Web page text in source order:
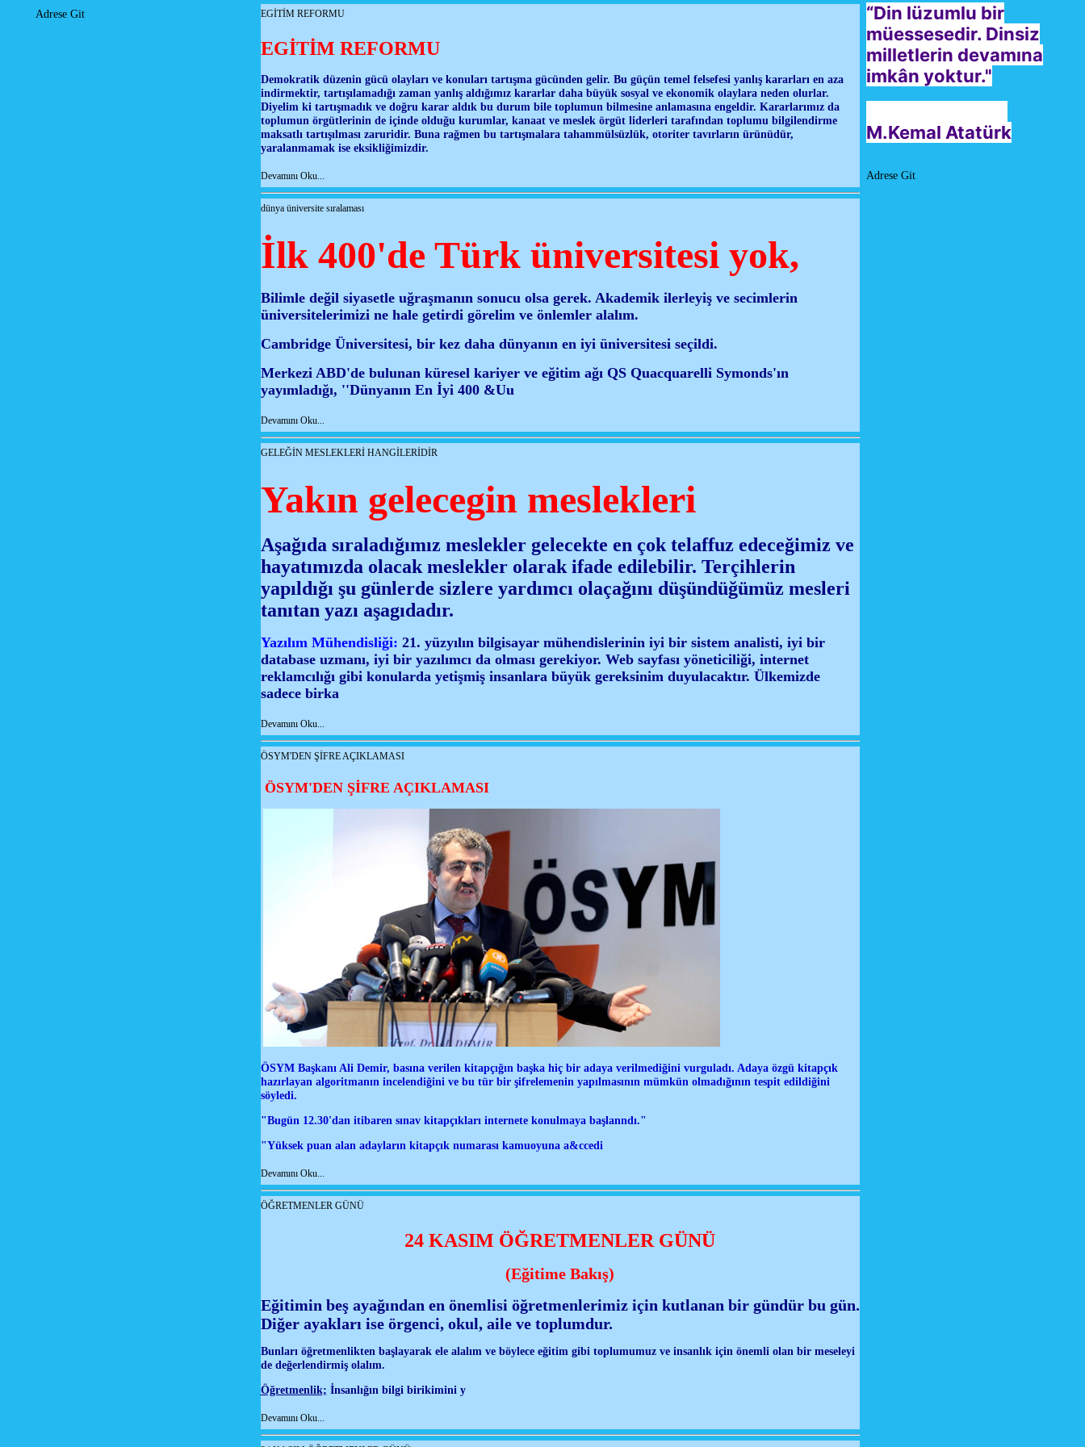
Adrese Git EGİTİM REFORMU
EGİTİM REFORMU
Demokratik düzenin gücü olayları ve konuları tartışma gücünden gelir. Bu güçün temel felsefesi yanlış kararları en aza
indirmektir, tartışılamadığı zaman yanlış aldığımız kararlar daha büyük sosyal ve ekonomik olaylara neden olurlar.
Diyelim ki tartışmadık ve doğru karar aldık bu durum bile toplumun bilmesine anlamasına engeldir. Kararlarımız da
toplumun örgütlerinin de içinde olduğu kurumlar, kanaat ve meslek örgüt liderleri tarafından toplumu bilgilendirme
maksatlı tartışılması zaruridir. Buna rağmen bu tartışmalara tahammülsüzlük, otoriter tavırların ürünüdür,
yaralanmamak ise eksikliğimizdir.
Devamını Oku...
dünya üniversite sıralaması
İlk 400'de Türk üniversitesi yok,
Bilimle değil siyasetle uğraşmanın sonucu olsa gerek. Akademik ilerleyiş ve secimlerin
üniversitelerimizi ne hale getirdi görelim ve önlemler alalım.
Cambridge Üniversitesi, bir kez daha dünyanın en iyi üniversitesi seçildi.
Merkezi ABD'de bulunan küresel kariyer ve eğitim ağı QS Quacquarelli Symonds'ın
yayımladığı, ''Dünyanın En İyi 400 &Uu
Devamını Oku...
GELEĞİN MESLEKLERİ HANGİLERİDİR
Yakın gelecegin meslekleri
Aşağıda sıraladığımız meslekler gelecekte en çok telaffuz edeceğimiz ve
hayatımızda olacak meslekler olarak ifade edilebilir. Terçihlerin
yapıldığı şu günlerde sizlere yardımcı olaçağını düşündüğümüz mesleri
tanıtan yazı aşagıdadır.
Yazılım Mühendisliği: 21. yüzyılın bilgisayar mühendislerinin iyi bir sistem analisti, iyi bir
database uzmanı, iyi bir yazılımcı da olması gerekiyor. Web sayfası yöneticiliği, internet
reklamcılığı gibi konularda yetişmiş insanlara büyük gereksinim duyulacaktır. Ülkemizde
sadece birka
Devamını Oku...
ÖSYM'DEN ŞİFRE AÇIKLAMASI
ÖSYM'DEN ŞİFRE AÇIKLAMASI
ÖSYM Başkanı Ali Demir, basına verilen kitapçığın başka hiç bir adaya verilmediğini vurguladı. Adaya özgü kitapçık
hazırlayan algoritmanın incelendiğini ve bu tür bir şifrelemenin yapılmasının mümkün olmadığının tespit edildiğini
söyledi.
"Bugün 12.30'dan itibaren sınav kitapçıkları internete konulmaya başlanndı."
"Yüksek puan alan adayların kitapçık numarası kamuoyuna a&ccedi
Devamını Oku...
ÖĞRETMENLER GÜNÜ
24 KASIM ÖĞRETMENLER GÜNÜ
(Eğitime Bakış)
Eğitimin beş ayağından en önemlisi öğretmenlerimiz için kutlanan bir gündür bu gün.
Diğer ayakları ise örgenci, okul, aile ve toplumdur.
Bunları öğretmenlikten başlayarak ele alalım ve böylece eğitim gibi toplumumuz ve insanlık için önemli olan bir meseleyi
de değerlendirmiş olalım.
Öğretmenlik; İnsanlığın bilgi birikimini y
Devamını Oku...
“Din lüzumlu bir
müessesedir. Dinsiz
milletlerin devamına
imkân yoktur."
M.Kemal Atatürk
Adrese Git